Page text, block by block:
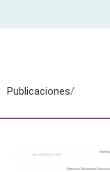
Publicaciones/